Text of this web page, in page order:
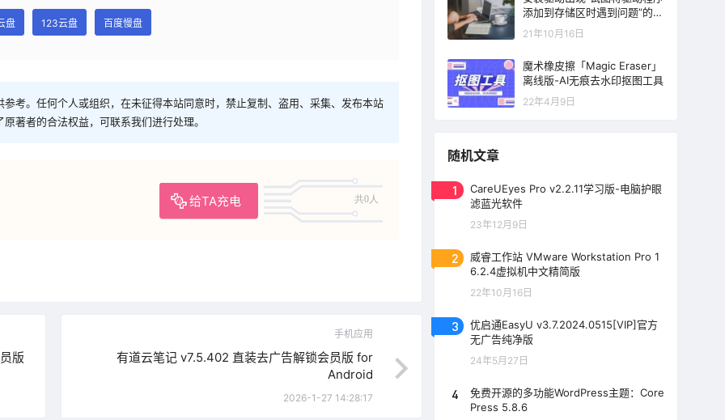
盘 123云盘 百度慢盘
考。任何个人或组织，在未征得本站同意时，禁止复制、盗用、采集、发布本站
著者的合法权益，可联系我们进行处理。
给TA充电 共0人
版
手机应用
有道云笔记 v7.5.402 直装去广告解锁会员版 for
Android
2026-1-27 14:28:17
添加到存储区时遇到问题”的错
误提示解决方法
21年10月16日
魔术橡皮擦「Magic Eraser」
离线版-AI无痕去水印抠图工具
22年4月9日
随机文章
1
CareUEyes Pro v2.2.11学习版-电脑护眼
滤蓝光软件
23年12月9日
2
威睿工作站 VMware Workstation Pro 1
6.2.4虚拟机中文精简版
22年10月16日
3
优启通EasyU v3.7.2024.0515[VIP]官方
无广告纯净版
24年5月27日
4
免费开源的多功能WordPress主题：Core
Press 5.8.6